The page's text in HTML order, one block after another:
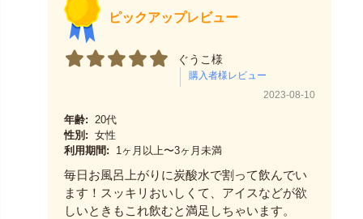
ピックアップレビュー
ぐうこ様
2023-08-10
年齢: 20代
性別: 女性
利用期間:
1ヶ月以上〜3ヶ月未満
毎日お風呂上がりに炭酸水で割って飲んでい
ます！スッキリおいしくて、アイスなどが欲
しいときもこれ飲むと満足しちゃいます。